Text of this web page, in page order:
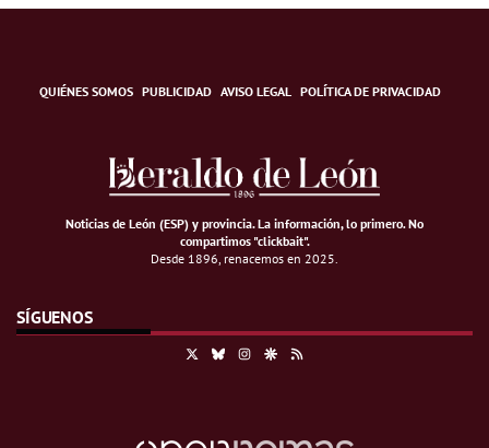
QUIÉNES SOMOS PUBLICIDAD AVISO LEGAL POLÍTICA DE PRIVACIDAD
Noticias de León (ESP) y provincia. La información, lo primero.No
compartimos "clickbait".
Desde 1896, renacemos en 2025.
SÍGUENOS
BlueskyInstagramGoogle Discover